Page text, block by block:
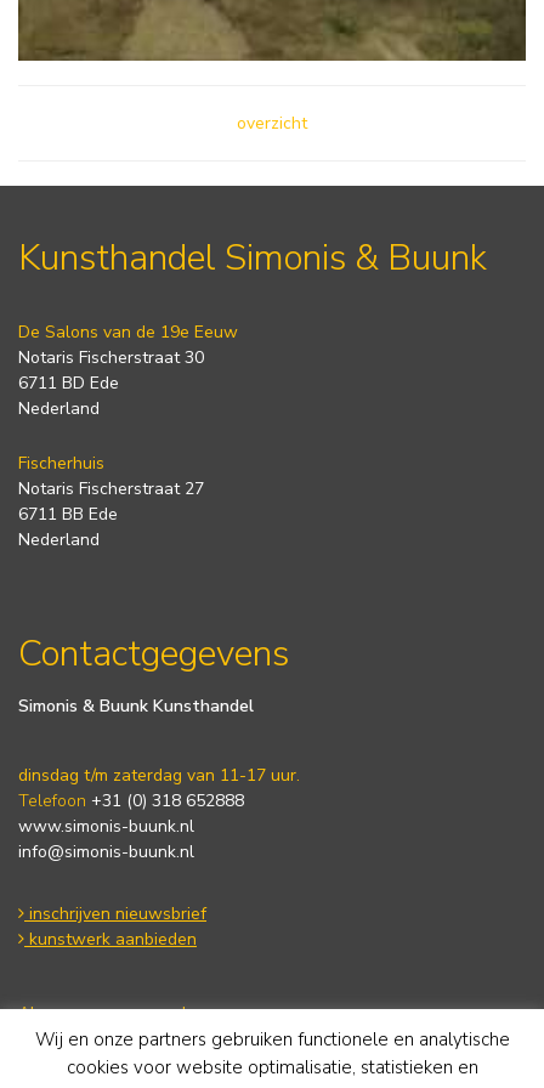
overzicht
Kunsthandel Simonis & Buunk
De Salons van de 19e Eeuw
Notaris Fischerstraat 30
6711 BD Ede
Nederland
Fischerhuis
Notaris Fischerstraat 27
6711 BB Ede
Nederland
Contactgegevens
Simonis & Buunk Kunsthandel
dinsdag t/m zaterdag van 11-17 uur.
Telefoon +31 (0) 318 652888
www.simonis-buunk.nl
info@simonis-buunk.nl
inschrijven nieuwsbrief
kunstwerk aanbieden
Algemene voorwaarden
Privacy statement
Cookie Policy
Wij en onze partners gebruiken functionele en analytische
cookies voor website optimalisatie, statistieken en